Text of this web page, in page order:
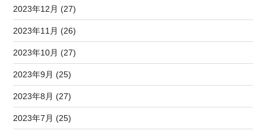
2023年12月 (27)
2023年11月 (26)
2023年10月 (27)
2023年9月 (25)
2023年8月 (27)
2023年7月 (25)